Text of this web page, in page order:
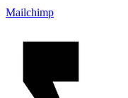
Mailchimp